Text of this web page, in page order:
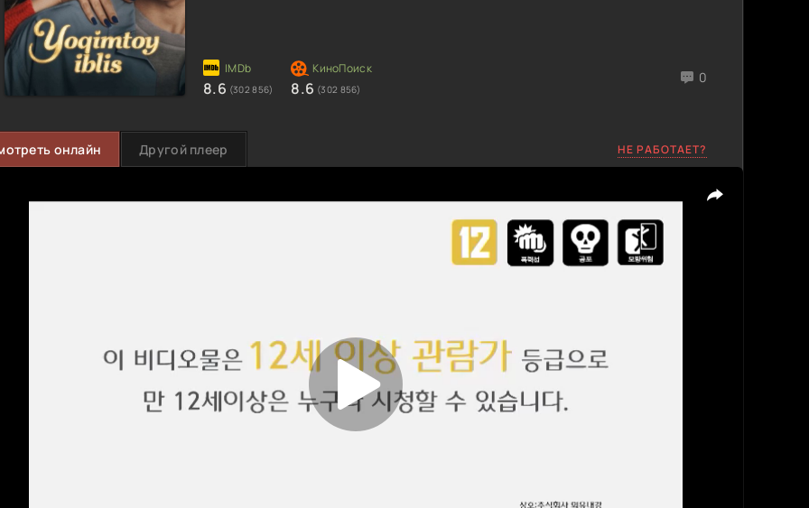
8.6 (302 856) 8.6 (302 856)
0
онлайн Другой плеер НЕ РАБОТАЕТ?